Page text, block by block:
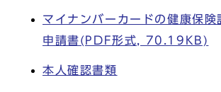
マイナンバーカードの健康保険
申請書(PDF形式, 70.19KB)
本人確認書類